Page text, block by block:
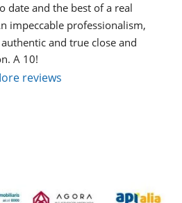
date and the best of a real
impeccable professionalism,
and true close and
A 10!
reviews